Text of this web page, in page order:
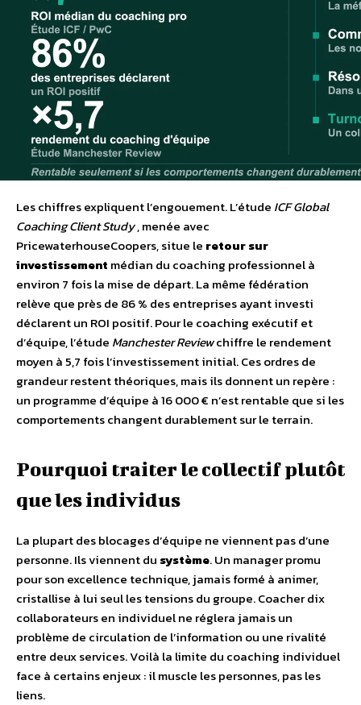
Les chiffres expliquent l’engouement. L’étude ICF Global
Coaching Client Study, menée avec
PricewaterhouseCoopers, situe le retour sur
investissement médian du coaching professionnel à
environ 7 fois la mise de départ. La même fédération
relève que près de 86 % des entreprises ayant investi
déclarent un ROI positif. Pour le coaching exécutif et
d’équipe, l’étude Manchester Reviewchiffre le rendement
moyen à 5,7 fois l’investissement initial. Ces ordres de
grandeur restent théoriques, mais ils donnent un repère :
un programme d’équipe à 16 000 € n’est rentable que si les
comportements changent durablement sur le terrain.
Pourquoi traiter le collectif plutôt
que les individus
La plupart des blocages d’équipe ne viennent pas d’une
personne. Ils viennent du système. Un manager promu
pour son excellence technique, jamais formé à animer,
cristallise à lui seul les tensions du groupe. Coacher dix
collaborateurs en individuel ne réglera jamais un
problème de circulation de l’information ou une rivalité
entre deux services. Voilà la limite du coaching individuel
face à certains enjeux : il muscle les personnes, pas les
liens.